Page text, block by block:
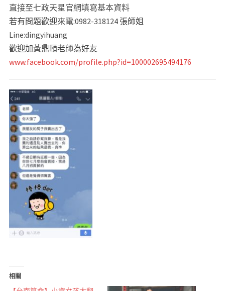
直接至七政天星官網填寫基本資料
若有問題歡迎來電:0982-318124 張師姐
Line:dingyihuang
歡迎加黃鼎頤老師為好友
www.facebook.com/profile.php?id=100002695494176
相關